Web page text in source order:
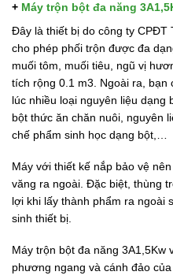
+ Máy trộn bột đa năng
Đây là thiết bị do công ty CPĐT
cho phép phối trộn được đa
muối tôm, muối tiêu, ngũ vị
tích rộng 0.1 m3. Ngoài ra,
lúc nhiều loại nguyên liệu dạng
bột thức ăn chăn nuôi, nguyên
chế phẩm sinh học dạng bột,…
Máy với thiết kế nắp bảo vệ
văng ra ngoài. Đặc biệt, thùng
lợi khi lấy thành phẩm ra ngoài
sinh thiết bị.
Máy trộn bột đa năng
phương ngang và cánh đảo